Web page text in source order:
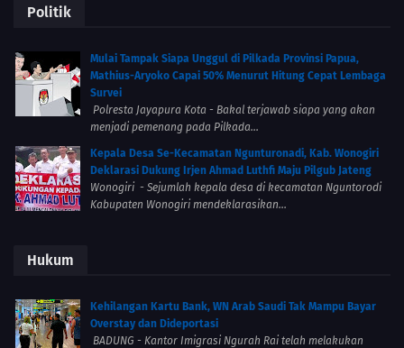
Politik
Mulai Tampak Siapa Unggul di Pilkada Provinsi Papua,
Mathius-Aryoko Capai 50% Menurut Hitung Cepat Lembaga
Survei
Polresta Jayapura Kota - Bakal terjawab siapa yang akan
menjadi pemenang pada Pilkada...
Kepala Desa Se-Kecamatan Ngunturonadi, Kab. Wonogiri
Deklarasi Dukung Irjen Ahmad Luthfi Maju Pilgub Jateng
Wonogiri - Sejumlah kepala desa di kecamatan Nguntorodi
Kabupaten Wonogiri mendeklarasikan...
Hukum
Kehilangan Kartu Bank, WN Arab Saudi Tak Mampu Bayar
Overstay dan Dideportasi
BADUNG - Kantor Imigrasi Ngurah Rai telah melakukan